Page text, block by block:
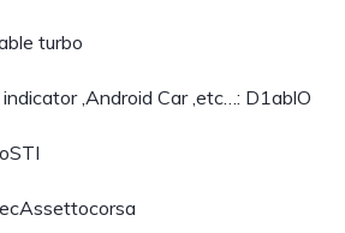
turbo
,Android Car ,etc…: D1ablO